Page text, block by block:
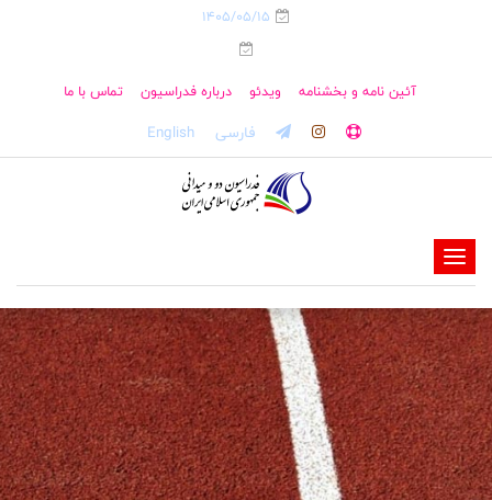
1405/05/15
آئین نامه و بخشنامه ویدئو درباره فدراسیون تماس با ما
فارسی English
-
-
-
-
-
-